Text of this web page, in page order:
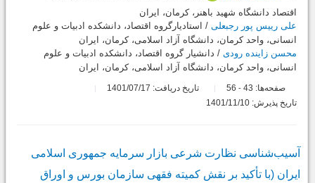
اقتصاد دانشگاه شهید باهنر، کرمان، ایران
علی رییس پور رجبعلی / استادیارگروه اقتصاد، دانشکده ادبیات و علوم
انسانی، واحد کرمان، دانشگاه آزاد اسلامی، کرمان، ایران
محسن زاینده رودی / دانشیار گروه اقتصاد، دانشکده ادبیات و علوم
انسانی، واحد کرمان، دانشگاه آزاد اسلامی، کرمان، ایران
صفحه‌ها: 43
-
تاریخ دریافت: 1401/07/17
تاریخ پذیرش: 1401/11/10
آسیب‌شناسی نظارت شرعی بازار سرمایه جمهوری اسلامی
ایران (با تأکید بر نقش کمیته فقهی سازمان بورس و اوراق